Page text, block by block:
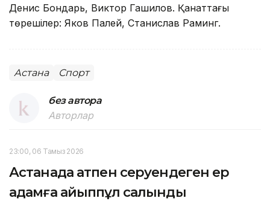
Денис Бондарь, Виктор Гашилов. Қанаттағы
төрешілер: Яков Палей, Станислав Раминг.
Астана Спорт
без автора
Авторлар
23:00, 06 Тамыз 2026
Астанада атпен серуендеген ер
адамға айыппұл салынды